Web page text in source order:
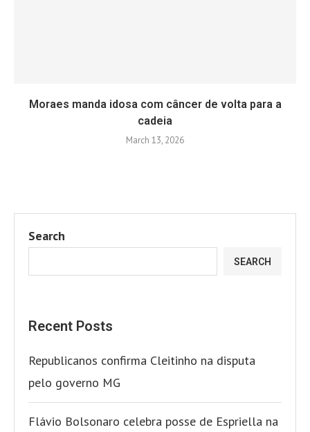
Moraes manda idosa com câncer de volta para a
cadeia
March 13, 2026
Search
SEARCH
Recent Posts
Republicanos confirma Cleitinho na disputa
pelo governo MG
Flávio Bolsonaro celebra posse de Espriella na